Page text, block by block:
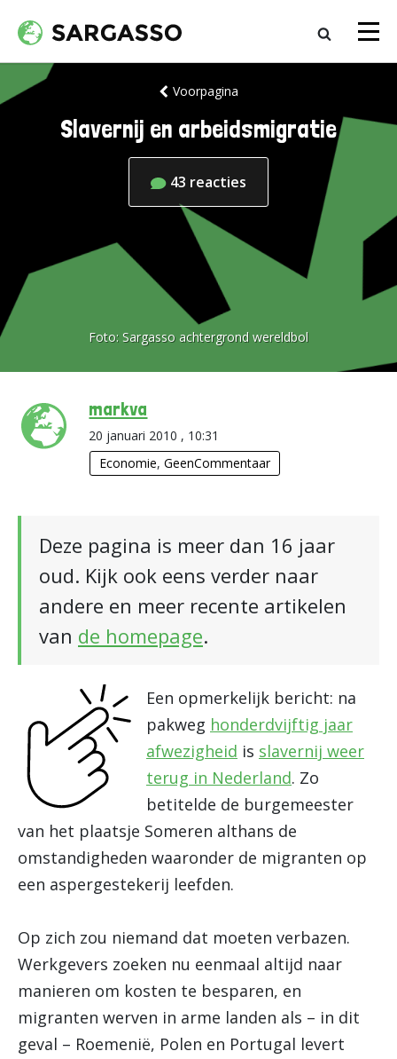
Voorpagina
Slavernij en arbeidsmigratie
43 reacties
Foto: Sargasso achtergrond wereldbol
markva
20 januari 2010 , 10:31
Economie,GeenCommentaar
Deze pagina is meer dan 16 jaar
oud. Kijk ook eens verder naar
andere en meer recente artikelen
van de homepage.
Een opmerkelijk bericht: na
pakweg honderdvijftig jaar
afwezigheid is slavernij weer
terug in Nederland. Zo
betitelde de burgemeester
van het plaatsje Someren althans de
omstandigheden waaronder de migranten op
een aspergestekerij leefden.
Op zich zou niemand dat moeten verbazen.
Werkgevers zoeken nu eenmaal altijd naar
manieren om kosten te besparen, en
migranten werven in arme landen als – in dit
geval – Roemenië, Polen en Portugal levert